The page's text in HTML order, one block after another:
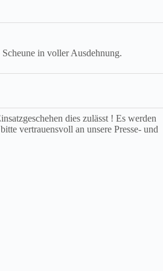
in voller Ausdehnung.
dies zulässt ! Es werden
vertrauensvoll an unsere Presse- und